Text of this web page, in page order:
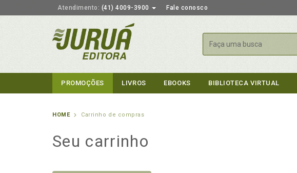
Atendimento: (41) 4009-3900 Fale conosco
Buscar
PROMOÇÕES LIVROS EBOOKS BIBLIOTECA VIRTUAL
HOME Carrinho de compras
Seu carrinho